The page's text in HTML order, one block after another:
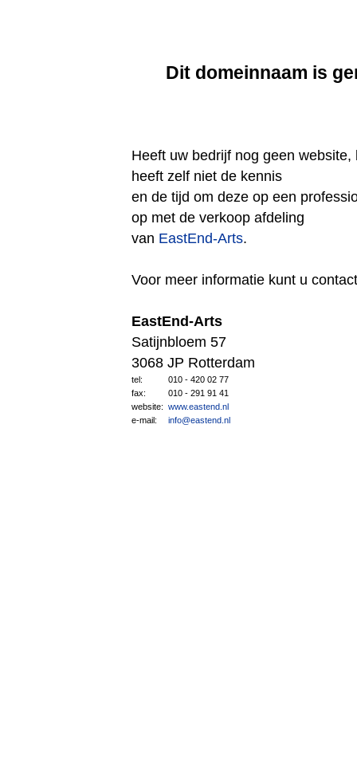
Dit domeinnaam is
Heeft uw bedrijf nog geen
heeft zelf niet de kennis
en de tijd om deze op een
op met de verkoop afdeling
van EastEnd-Arts.
Voor meer informatie kunt u
EastEnd-Arts
Satijnbloem 57
3068 JP Rotterdam
tel:
010 - 420 02 77
fax:
010 - 291 91 41
website: www.eastend.nl
e-mail:
info@eastend.nl